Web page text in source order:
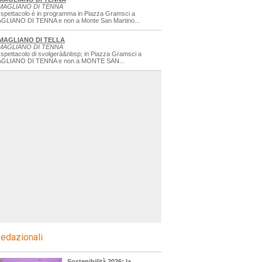
DI TENNA
spettacolo è in programma in Piazza Gramsci a
DI TENNA e non a Monte San Martino...
DI TELLA
DI TENNA
spettacolo di svolgerà&nbsp; in Piazza Gramsci a
DI TENNA e non a MONTE SAN...